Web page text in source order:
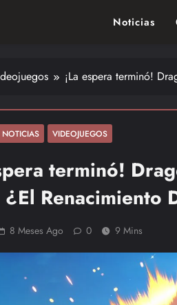
Noticias
¡La espera terminó!
NOTICIAS VIDEOJUEGOS
terminó!
¿El Renacimiento
8 Meses Ago 0 9 Mins